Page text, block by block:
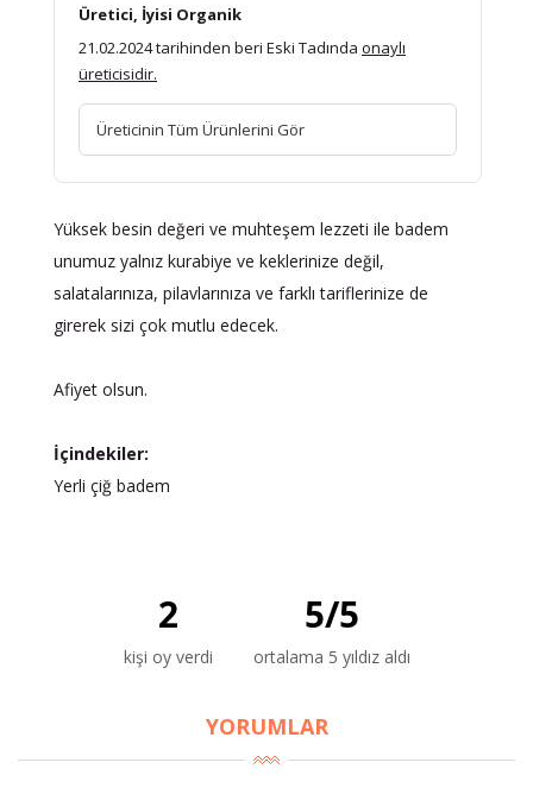
Üretici, İyisi Organik
21.02.2024 tarihinden beri Eski Tadında onaylı
üreticisidir.
Üreticinin Tüm Ürünlerini Gör
Yüksek besin değeri ve muhteşem lezzeti ile badem
unumuz yalnız kurabiye ve keklerinize değil,
salatalarınıza, pilavlarınıza ve farklı tariflerinize de
girerek sizi çok mutlu edecek.
Afiyet olsun.
İçindekiler:
Yerli çiğ badem
2
kişi oy verdi
5/5
ortalama 5 yıldız aldı
YORUMLAR